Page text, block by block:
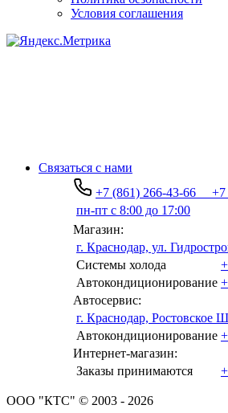
Условия соглашения
Связаться с нами
+7 (861) 266-43-66
+7
пн-пт с 8:00 до 17:00
Магазин:
г. Краснодар, ул.
Системы холода
Автокондиционирование
Автосервис:
г. Краснодар, Ростовское
Автокондиционирование
Интернет-магазин:
Заказы принимаются
ООО "КТС" © 2003 - 2026